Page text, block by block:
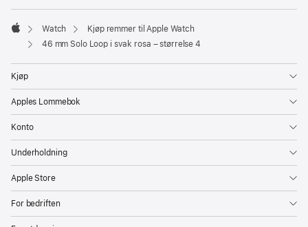
Apple
Watch
Kjøp remmer til Apple Watch
46 mm Solo Loop i svak rosa – størrelse 4
Kjøp
Apples Lommebok
Konto
Underholdning
Apple Store
For bedriften